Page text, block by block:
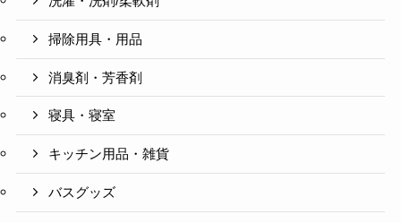
掃除用具・用品
消臭剤・芳香剤
寝具・寝室
キッチン用品・雑貨
バスグッズ